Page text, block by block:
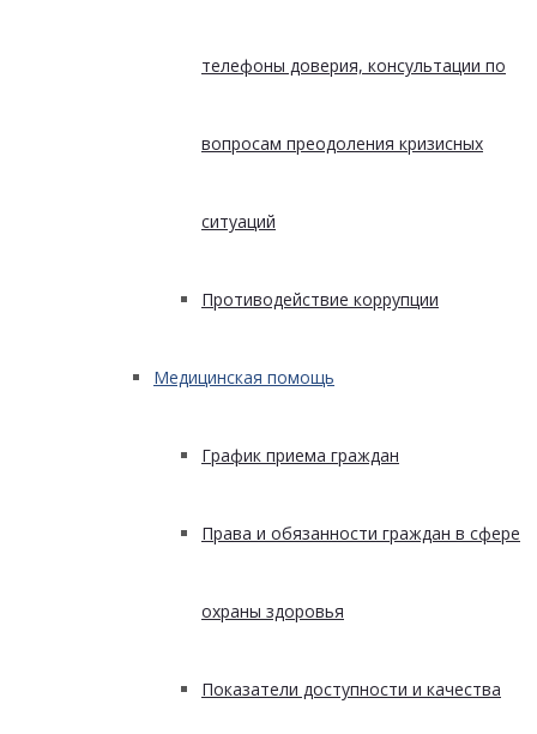
телефоны доверия, консультации по
вопросам преодоления кризисных
ситуаций
Противодействие коррупции
Медицинская помощь
График приема граждан
Права и обязанности граждан в сфере
охраны здоровья
Показатели доступности и качества